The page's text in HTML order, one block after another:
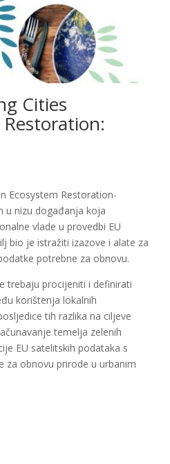
Cities
Ecosystem Restoration-
u nizu događanja koja
vlade u provedbi EU
bio je istražiti izazove i alate za
potrebne za obnovu.
trebaju procijeniti i definirati
korištenja lokalnih
tih razlika na ciljeve
temelja zelenih
EU satelitskih podataka s
za obnovu prirode u urbanim